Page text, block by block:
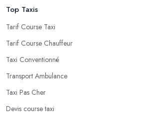
Top Taxis
Tarif Course Taxi
Tarif Course Chauffeur
Taxi Conventionné
Transport Ambulance
Taxi Pas Cher
Devis course taxi